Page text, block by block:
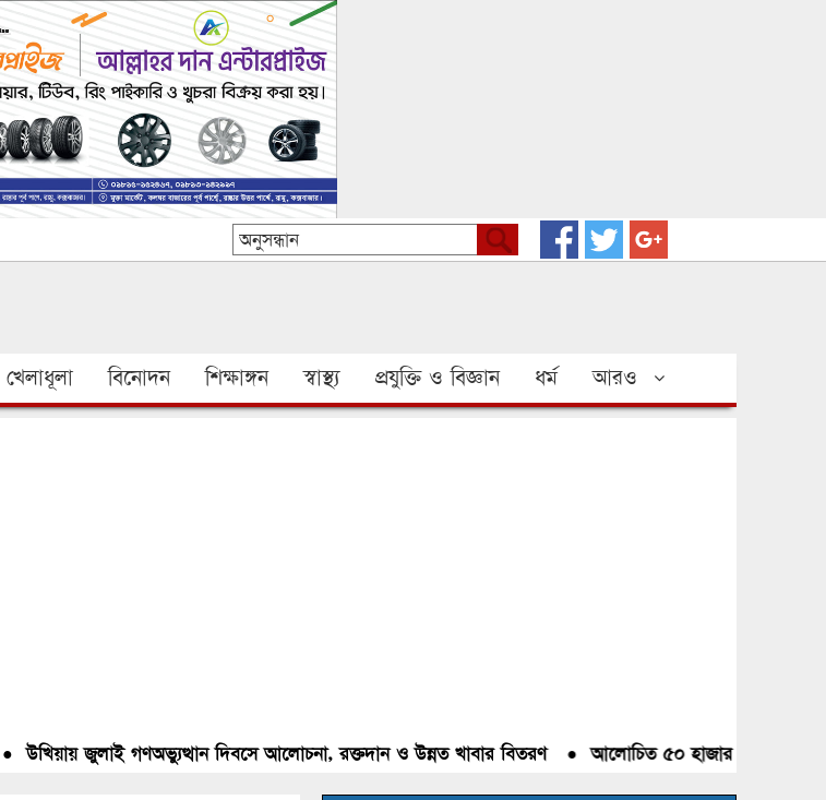
খেলাধূলা বিনোদন শিক্ষাঙ্গন স্বাস্থ্য প্রযুক্তি ও বিজ্ঞান ধর্ম আরও
উখিয়ায় জুলাই গণঅভ্যুত্থান দিবসে আলোচনা, রক্তদান ও উন্নত খাবার বিতরণ● আলোচিত ৫০ হাজার পিস ইয়াবা